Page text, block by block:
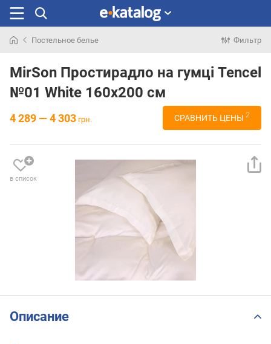
раньше
Постельное белье Фильтр
MirSon Простирадло на гумці Tencel
№01 White 160x200 см
4 289 — 4 303 грн. СРАВНИТЬ ЦЕНЫ 2
в список
Описание